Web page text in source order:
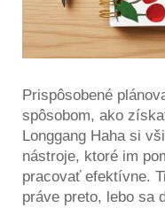
Prispôsobené
spôsobom, ako
Longgang Haha si
nástroje, ktoré im
pracovať efektívne.
práve preto, lebo sa